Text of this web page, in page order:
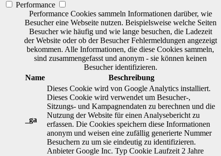
Performance
Performance Cookies sammeln Informationen darüber, wie
Besucher eine Webseite nutzen. Beispielsweise welche Seiten
Besucher wie häufig und wie lange besuchen, die Ladezeit
der Website oder ob der Besucher Fehlermeldungen angezeigt
bekommen. Alle Informationen, die diese Cookies sammeln,
sind zusammengefasst und anonym - sie können keinen
Besucher identifizieren.
Name
Beschreibung
_ga
Dieses Cookie wird von Google Analytics installiert.
Dieses Cookie wird verwendet um Besucher-,
Sitzungs- und Kampagnendaten zu berechnen und die
Nutzung der Website für einen Analysebericht zu
erfassen. Die Cookies speichern diese Informationen
anonym und weisen eine zufällig generierte Nummer
Besuchern zu um sie eindeutig zu identifizieren.
Anbieter Google Inc. Typ Cookie Laufzeit 2 Jahre